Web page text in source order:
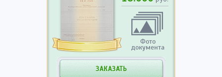
Фото
документа
ЗАКАЗАТЬ